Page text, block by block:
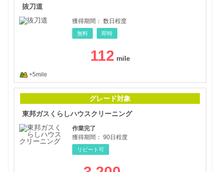
抜刀道
獲得期間： 数日程度
無料 即時
112
+5mile
グレード対象
東邦ガスくらしハウスクリーニング
作業完了
獲得期間： 90日程度
リピート可